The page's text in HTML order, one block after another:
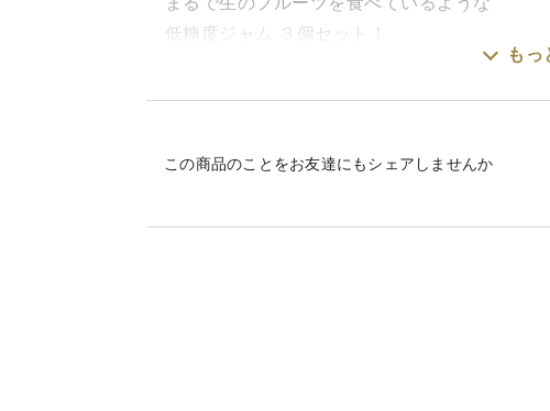
低糖度ジャム ３個セット！
・ラズベリー
もっ
この商品のことをお友達にもシェアしませんか